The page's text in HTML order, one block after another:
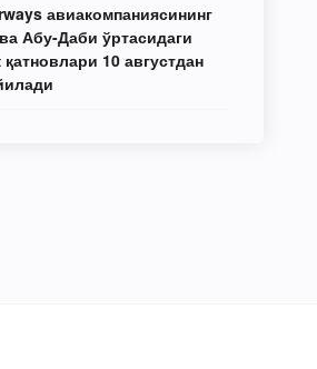
авиакомпаниясининг
Абу-Даби ўртасидаги
қатновлари 10 августдан